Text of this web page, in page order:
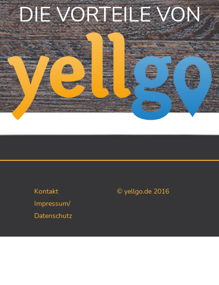
DIE VORTEILE VON
Kontakt
Impressum/
Datenschutz
© yellgo.de 2016